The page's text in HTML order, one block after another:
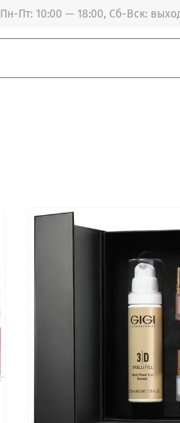
Пн-Пт: 10:00 — 18:00, Сб-Вск: